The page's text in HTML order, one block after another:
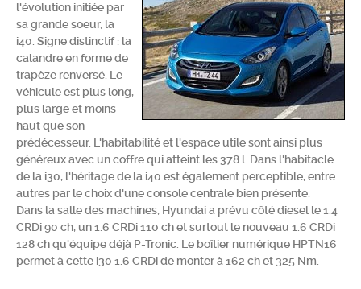
Chercher
l'évolution initiée par
sa grande soeur, la
i40. Signe distinctif : la
calandre en forme de
trapèze renversé. Le
véhicule est plus long,
plus large et moins
haut que son
prédécesseur. L'habitabilité et l'espace utile sont ainsi plus
généreux avec un coffre qui atteint les 378 l. Dans l'habitacle
de la i30, l'héritage de la i40 est également perceptible, entre
autres par le choix d'une console centrale bien présente.
Dans la salle des machines, Hyundai a prévu côté diesel le 1.4
CRDi 90 ch, un 1.6 CRDi 110 ch et surtout le nouveau 1.6 CRDi
128 ch qu'équipe déjà P-Tronic. Le boîtier numérique HPTN16
permet à cette i30 1.6 CRDi de monter à 162 ch et 325 Nm.